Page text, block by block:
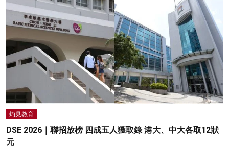
灼見教育
DSE 2026｜聯招放榜 四成五人獲取錄 港大、中大各取12狀
元